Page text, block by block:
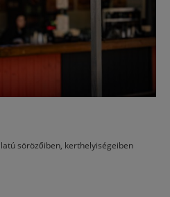
sörözőiben, kerthelyiségeiben